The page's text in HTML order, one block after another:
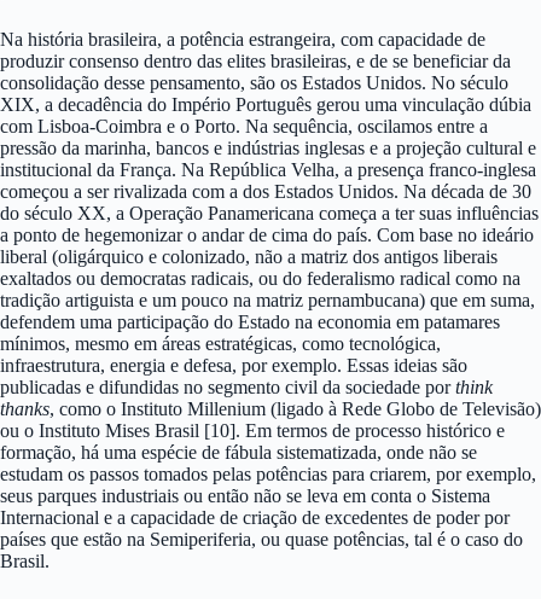
Na história brasileira, a potência estrangeira, com capacidade de
produzir consenso dentro das elites brasileiras, e de se beneficiar da
consolidação desse pensamento, são os Estados Unidos. No século
XIX, a decadência do Império Português gerou uma vinculação dúbia
com Lisboa-Coimbra e o Porto. Na sequência, oscilamos entre a
pressão da marinha, bancos e indústrias inglesas e a projeção cultural e
institucional da França. Na República Velha, a presença franco-inglesa
começou a ser rivalizada com a dos Estados Unidos. Na década de 30
do século XX, a Operação Panamericana começa a ter suas influências
a ponto de hegemonizar o andar de cima do país. Com base no ideário
liberal (oligárquico e colonizado, não a matriz dos antigos liberais
exaltados ou democratas radicais, ou do federalismo radical como na
tradição artiguista e um pouco na matriz pernambucana) que em suma,
defendem uma participação do Estado na economia em patamares
mínimos, mesmo em áreas estratégicas, como tecnológica,
infraestrutura, energia e defesa, por exemplo. Essas ideias são
publicadas e difundidas no segmento civil da sociedade porthink
thanks, como o Instituto Millenium (ligado à Rede Globo de Televisão)
ou o Instituto Mises Brasil [10]. Em termos de processo histórico e
formação, há uma espécie de fábula sistematizada, onde não se
estudam os passos tomados pelas potências para criarem, por exemplo,
seus parques industriais ou então não se leva em conta o Sistema
Internacional e a capacidade de criação de excedentes de poder por
países que estão na Semiperiferia, ou quase potências, tal é o caso do
Brasil.